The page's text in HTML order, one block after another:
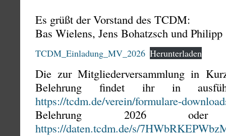
Es grüßt der Vorstand des TCDM:
Bas Wielens, Jens Bohatzsch und Philipp
TCDM_Einladung_MV_2026 Herunterladen
Die zur Mitgliederversammlung in
Belehrung findet ihr in
https://tcdm.de/verein/formulare-
Belehrung 2026
https://daten.tcdm.de/s/